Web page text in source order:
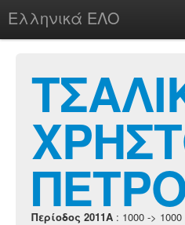
Ελληνικά ΕΛΟ
chesstu.be @ discord
Login
Περίοδος 2011A : 1000 -> 1000